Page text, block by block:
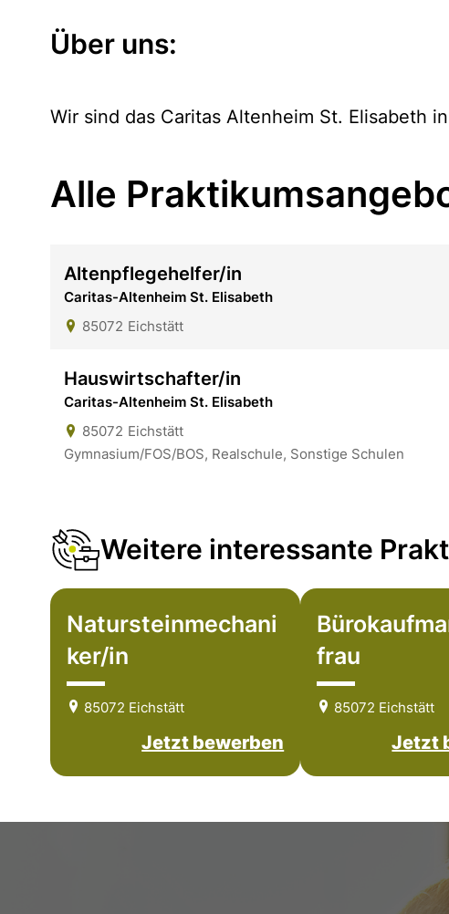
Über uns:
Wir sind das Caritas Altenheim St. Elisabeth
Alle
Altenpflegehelfer/in
Caritas-Altenheim St. Elisabeth
85072 Eichstätt
Hauswirtschafter/in
Caritas-Altenheim St. Elisabeth
85072 Eichstätt
Gymnasium/FOS/BOS, Realschule, Sonstige Schulen
Weitere interessante
Natursteinmechani
ker/in
85072 Eichstätt
Jetzt bewerben
frau
85072 Eichstätt
Jetzt